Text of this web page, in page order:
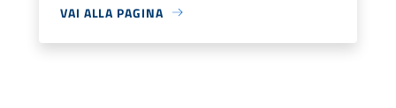
VAI ALLA PAGINA